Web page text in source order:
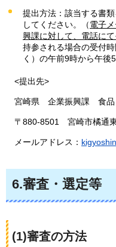
提出方法：該当する書
してください。（電子
興課に対して、電話に
持参される場合の受付
く）の午前9時から午後
<提出先>
宮崎県 企業振興課 食
〒 880-8501 宮崎市橘通
メールアドレス：
6.審査・選定等
(1)審査の方法